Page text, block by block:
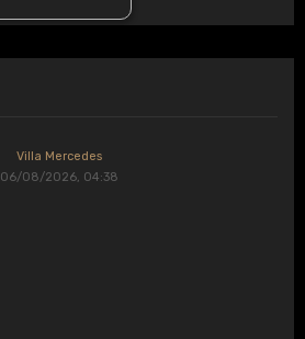
Villa Mercedes
06/08/2026, 04:38